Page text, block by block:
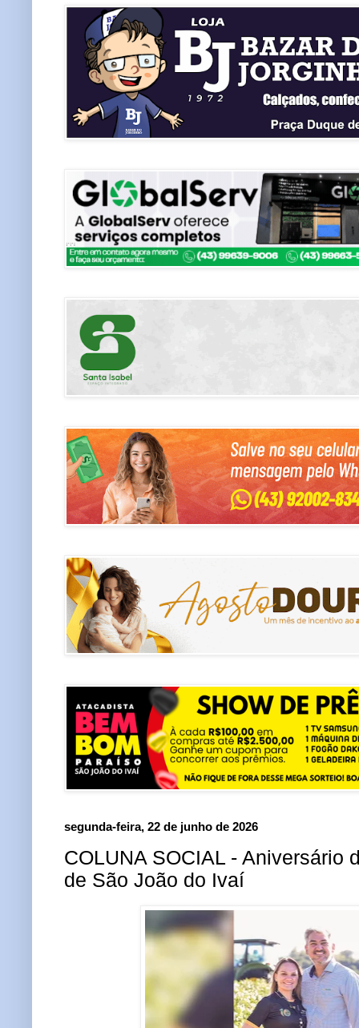
segunda-feira, 22 de junho de 2026
COLUNA SOCIAL - Aniversário
de São João do Ivaí